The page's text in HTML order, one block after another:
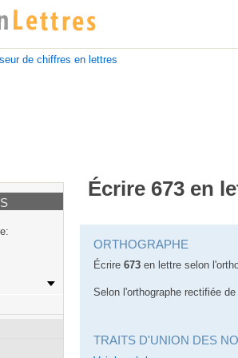
de chiffres en lettres
Écrire 673 en
ORTHOGRAPHE
Écrire 673en lettre selon
Selon l'orthographe rectifiée
TRAITS D'UNION DES